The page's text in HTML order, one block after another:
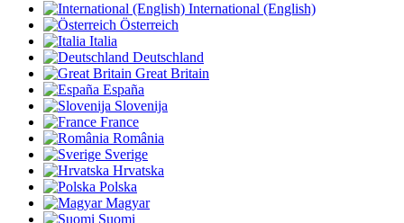
International (English)
Österreich
Italia
Deutschland
Great Britain
España
Slovenija
France
România
Sverige
Hrvatska
Polska
Magyar
Suomi